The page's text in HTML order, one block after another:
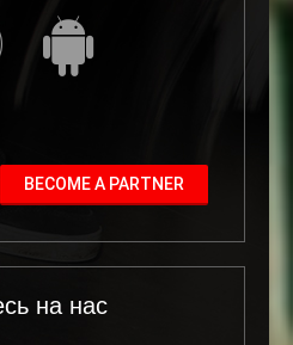
BECOME A PARTNER
на нас